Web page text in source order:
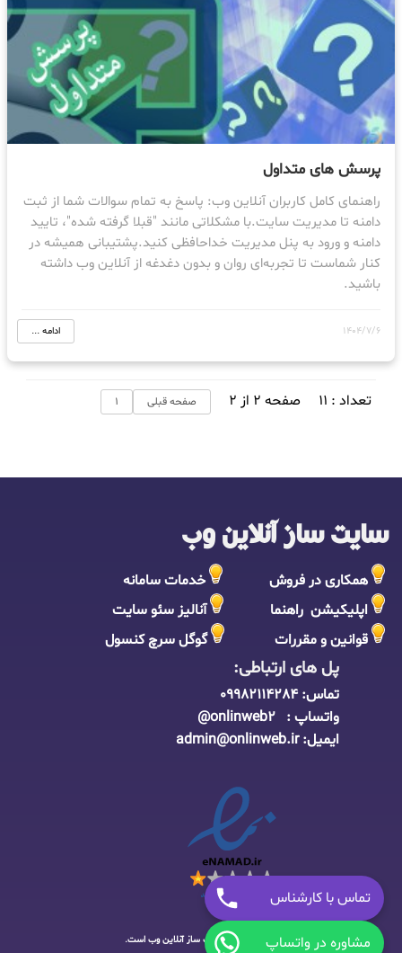
پرسش های متداول
راهنمای کامل کاربران آنلاین وب: پاسخ به تمام سوالات شما از ثبت
دامنه تا مدیریت سایت.با مشکلاتی مانند "قبلا گرفته شده"، تایید
دامنه و ورود به پنل مدیریت خداحافظی کنید.پشتیبانی همیشه در
کنار شماست تا تجربه‌ای روان و بدون دغدغه از آنلاین وب داشته
باشید.
1404/7/6 ادامه ...
تعداد : 11 صفحه 2 از 2 صفحه قبلی 1
تماس با کارشناس
مشاوره در واتساپ
سایت ساز آنلاین وب
همکاری در فروش
خدمات سامانه
اپلیکیشن راهنما
آنالیز سئو سایت
قوانین و مقررات
گوگل سرچ کنسول
پل های ارتباطی:
تماس: 09982114284
واتساپ : onlinweb2@
ایمیل:admin@onlinweb.i
r
کلیه حقوق این سایت متعلق به سایت ساز آنلاین وب است.